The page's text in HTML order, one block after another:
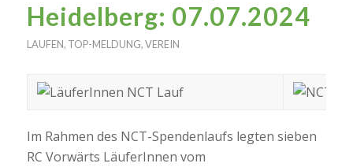
Heidelberg: 07.07.2024
LAUFEN, TOP-MELDUNG,VEREIN
Im Rahmen des NCT-Spendenlaufs legten sieben
RC Vorwärts LäuferInnen vom